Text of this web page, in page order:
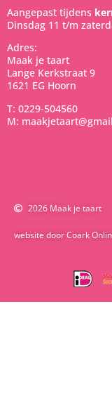
Aangepast tijdens
Dinsdag 11 t/m
Adres:
Maak je taart
Lange Kerkstraat 9
1621 EG Hoorn
T: 0229-504560
M:
2026 Maak je taart
website door Coark